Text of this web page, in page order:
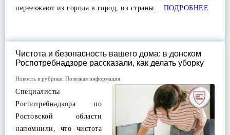
переезжают из города в город, из страны… ПОДРОБНЕЕ
Чистота и безопасность вашего дома: в донском
Роспотребнадзоре рассказали, как делать уборку
Новость в рубрике: Полезная информация
Специалисты
Роспотребнадзора по
Ростовской области
напомнили, что чистота